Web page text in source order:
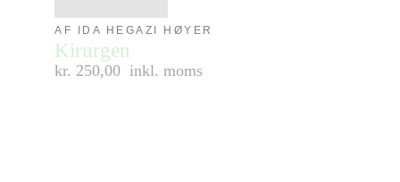
AF IDA HEGAZI HØYER
Kirurgen
kr. 250,00 inkl. moms